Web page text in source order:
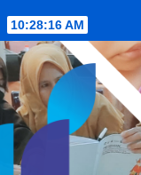
10:28:17 AM